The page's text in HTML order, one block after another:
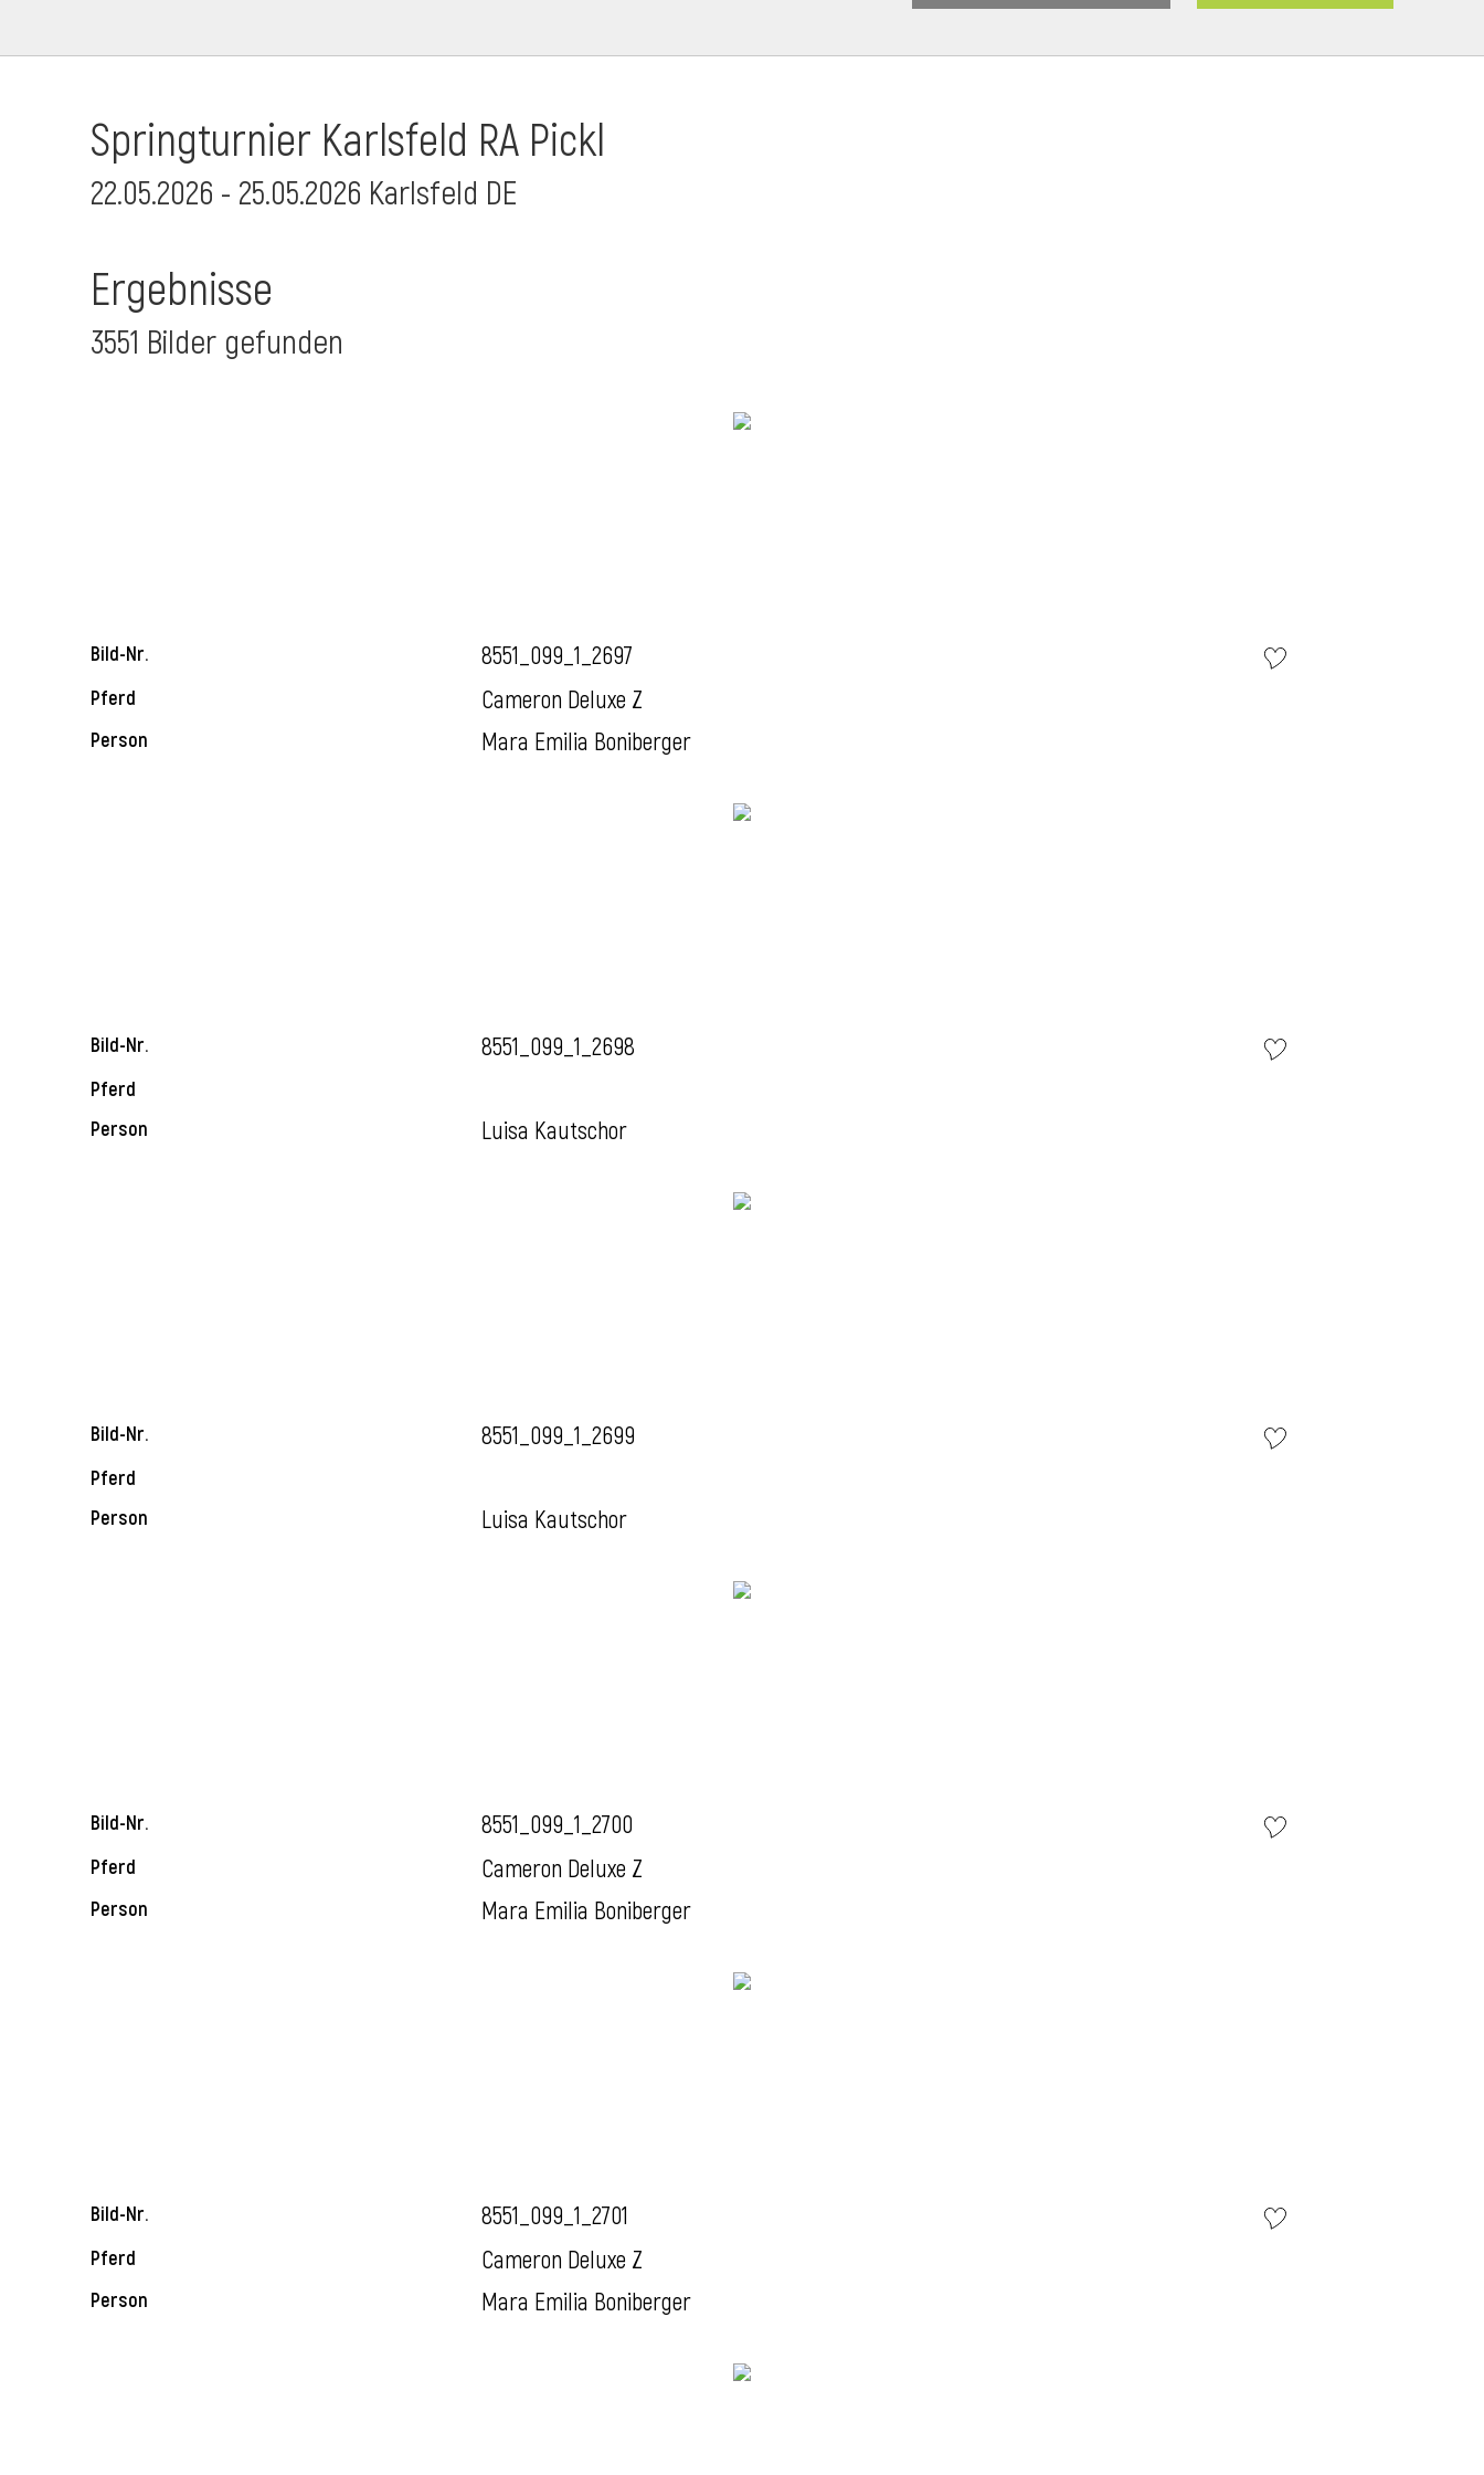
Springturnier Karlsfeld RA Pickl
22.05.2026 - 25.05.2026 Karlsfeld DE
Ergebnisse
3551 Bilder gefunden
Bild-Nr. 8551_099_1_2697
Pferd Cameron Deluxe Z
Person Mara Emilia Boniberger
Bild-Nr. 8551_099_1_2698
Pferd
Person
Luisa Kautschor
Bild-Nr. 8551_099_1_2699
Pferd
Person
Luisa Kautschor
Bild-Nr. 8551_099_1_2700
Pferd Cameron Deluxe Z
Person Mara Emilia Boniberger
Bild-Nr. 8551_099_1_2701
Pferd Cameron Deluxe Z
Person Mara Emilia Boniberger